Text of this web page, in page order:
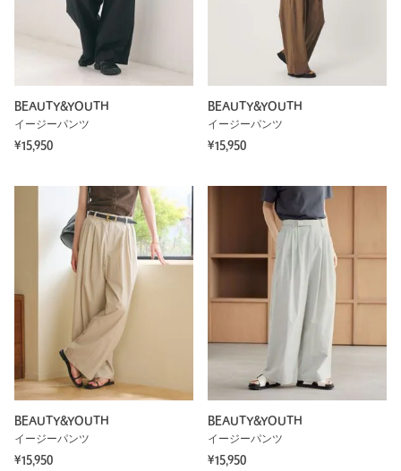
BEAUTY&YOUTH
イージーパンツ
¥15,950
BEAUTY&YOUTH
イージーパンツ
¥15,950
BEAUTY&YOUTH
イージーパンツ
¥15,950
BEAUTY&YOUTH
イージーパンツ
¥15,950